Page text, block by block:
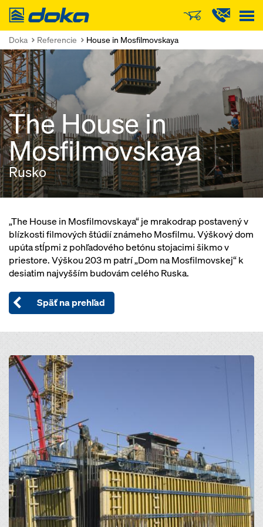
Doka
Doka Referencie House in Mosfilmovskaya
The House in
Mosfilmovskaya
Rusko
„The House in Mosfilmovskaya“ je mrakodrap postavený v
blízkosti filmových štúdií známeho Mosfilmu. Výškový dom
upúta stĺpmi z pohľadového betónu stojacimi šikmo v
priestore. Výškou 203 m patrí „Dom na Mosfilmovskej“ k
desiatim najvyšším budovám celého Ruska.
Späť na prehľad
Open